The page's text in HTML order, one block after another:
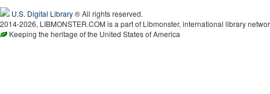
U.S. Digital Library® All rights reserved.
2014-2026, LIBMONSTER.COM is a part of Libmonster, international library
Keeping the heritage of the United States of America